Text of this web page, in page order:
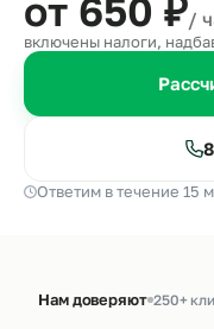
от 650 ₽/
включены налоги,
Ответим в течение 15
Нам доверяют 250+